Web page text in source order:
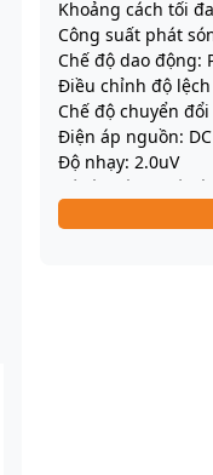
Khoảng cách tối
Công suất phát
Chế độ dao động:
Điều chỉnh độ lệch
Chế độ chuyển
Điện áp nguồn: DC
Độ nhạy: 2.0uV
Độ lệch âm (méo
Đầu ra: 2 cổng